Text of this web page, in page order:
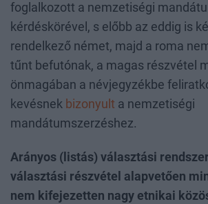
foglalkozott a nemzetiségi
kérdéskörével, s előbb az eddig is
rendelkező német, majd a roma
tűnt befutónak, a magas részvétel
önmagában a névjegyzékbe
kevésnek bizonyult a nemzetiségi
mandátumszerzéshez.
Arányos (listás) választási
választási részvétel alapvetően
nem kifejezetten nagy etnikai